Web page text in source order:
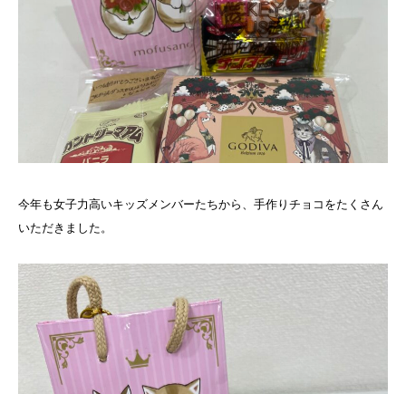
今年も女子力高いキッズメンバーたちから、手作りチョコをたくさん
いただきました。